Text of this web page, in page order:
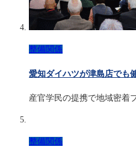
整備関係
愛知ダイハツが津島店でも
産官学民の提携で地域密着
整備関係